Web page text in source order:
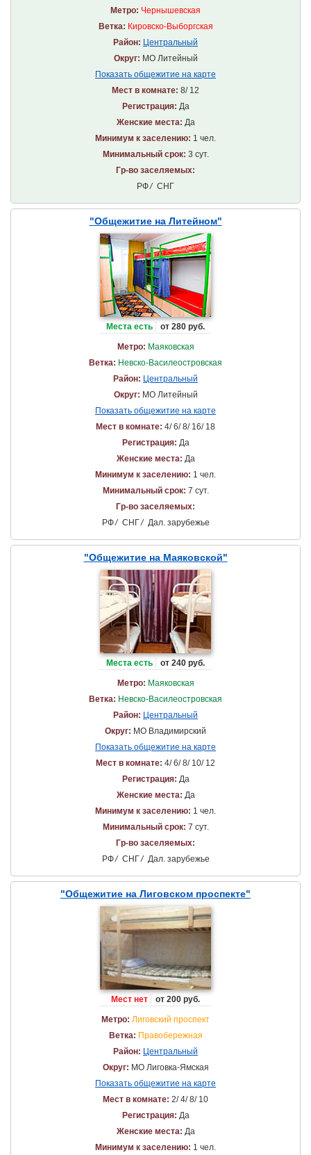
Метро: Чернышевская
Ветка: Кировско-Выборгская
Район: Центральный
Округ: МО Литейный
Показать общежитие на карте
Мест в комнате: 8/ 12
Регистрация: Да
Женские места: Да
Минимум к заселению: 1 чел.
Минимальный срок: 3 сут.
Гр-во заселяемых:
РФ/ СНГ
"Общежитие на Литейном"
Места есть от 280 руб.
Метро: Маяковская
Ветка: Невско-Василеостровская
Район: Центральный
Округ: МО Литейный
Показать общежитие на карте
Мест в комнате: 4/ 6/ 8/ 16/ 18
Регистрация: Да
Женские места: Да
Минимум к заселению: 1 чел.
Минимальный срок: 7 сут.
Гр-во заселяемых:
РФ/ СНГ/ Дал. зарубежье
"Общежитие на Маяковской"
Места есть от 240 руб.
Метро: Маяковская
Ветка: Невско-Василеостровская
Район: Центральный
Округ: МО Владимирский
Показать общежитие на карте
Мест в комнате: 4/ 6/ 8/ 10/ 12
Регистрация: Да
Женские места: Да
Минимум к заселению: 1 чел.
Минимальный срок: 7 сут.
Гр-во заселяемых:
РФ/ СНГ/ Дал. зарубежье
"Общежитие на Лиговском проспекте"
Мест нет от 200 руб.
Метро: Лиговский проспект
Ветка: Правобережная
Район: Центральный
Округ: МО Лиговка-Ямская
Показать общежитие на карте
Мест в комнате: 2/ 4/ 8/ 10
Регистрация: Да
Женские места: Да
Минимум к заселению: 1 чел.